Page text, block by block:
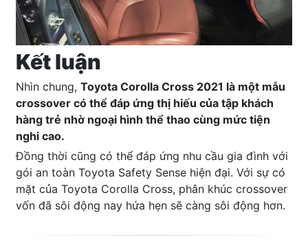
Kết luận
Nhìn chung, Toyota Corolla Cross 2021 là một mẫu
crossover có thể đáp ứng thị hiếu của tập khách
hàng trẻ nhờ ngoại hình thể thao cùng mức tiện
nghi cao.
Đồng thời cũng có thể đáp ứng nhu cầu gia đình với
gói an toàn Toyota Safety Sense hiện đại. Với sự có
mặt của Toyota Corolla Cross, phân khúc crossover
vốn đã sôi động nay hứa hẹn sẽ càng sôi động hơn.